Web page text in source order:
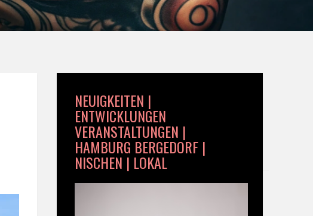
NEUIGKEITEN |
ENTWICKLUNGEN
VERANSTALTUNGEN |
HAMBURG BERGEDORF |
NISCHEN | LOKAL